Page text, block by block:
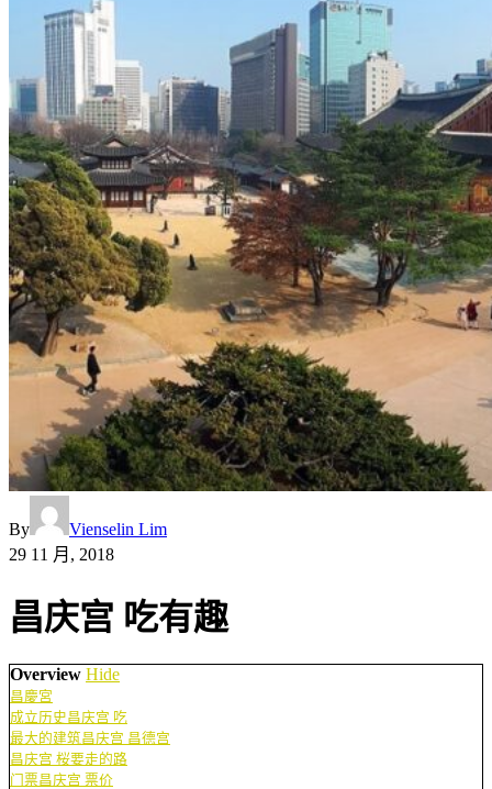
By
Vienselin Lim
29 11 月, 2018
昌庆宫 吃有趣
Overview Hide
昌慶宮
成立历史昌庆宫 吃
最大的建筑昌庆宫 昌德宫
昌庆宫 桜要走的路
门票昌庆宫 票价